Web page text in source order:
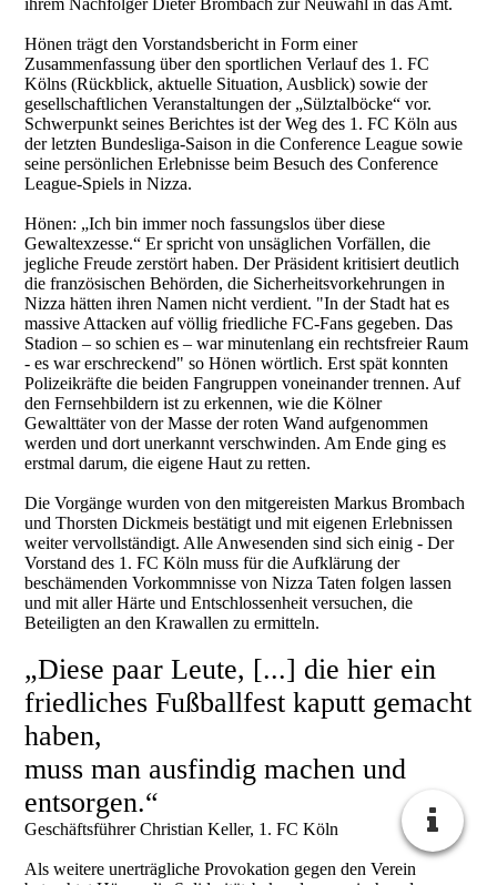
Hönen trägt den Vorstandsbericht in Form einer
Zusammenfassung über den sportlichen Verlauf des 1. FC
Kölns (Rückblick, aktuelle Situation, Ausblick) sowie der
gesellschaftlichen Veranstaltungen der „Sülztalböcke“ vor.
Schwerpunkt seines Berichtes ist der Weg des 1. FC Köln aus
der letzten Bundesliga-Saison in die Conference League sowie
seine persönlichen Erlebnisse beim Besuch des Conference
League-Spiels in Nizza.
Hönen: „Ich bin immer noch fassungslos über diese
Gewaltexzesse.“ Er spricht von unsäglichen Vorfällen, die
jegliche Freude zerstört haben. Der Präsident kritisiert deutlich
die französischen Behörden, die Sicherheitsvorkehrungen in
Nizza hätten ihren Namen nicht verdient. "In der Stadt hat es
massive Attacken auf völlig friedliche FC-Fans gegeben. Das
Stadion – so schien es – war minutenlang ein rechtsfreier Raum
- es war erschreckend" so Hönen wörtlich. Erst spät konnten
Polizeikräfte die beiden Fangruppen voneinander trennen. Auf
den Fernsehbildern ist zu erkennen, wie die Kölner
Gewalttäter von der Masse der roten Wand aufgenommen
werden und dort unerkannt verschwinden. Am Ende ging es
erstmal darum, die eigene Haut zu retten.
Die Vorgänge wurden von den mitgereisten Markus Brombach
und Thorsten Dickmeis bestätigt und mit eigenen Erlebnissen
weiter vervollständigt. Alle Anwesenden sind sich einig - Der
Vorstand des 1. FC Köln muss für die Aufklärung der
beschämenden Vorkommnisse von Nizza Taten folgen lassen
und mit aller Härte und Entschlossenheit versuchen, die
Beteiligten an den Krawallen zu ermitteln.
„Diese paar Leute, [...] die hier ein
friedliches Fußballfest kaputt gemacht
haben,
muss man ausfindig machen und
entsorgen.“
Geschäftsführer Christian Keller, 1. FC Köln
Als weitere unerträgliche Provokation gegen den Verein